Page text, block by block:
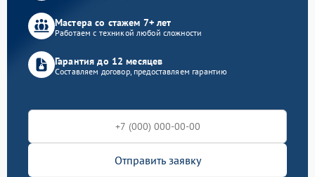
Мастера со стажем 7+ лет
Работаем с техникой любой сложности
Гарантия до 12 месяцев
Составляем договор, предоставляем гарантию
Отправить заявку